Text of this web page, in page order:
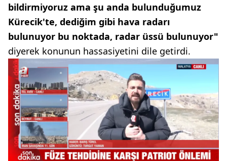
bildirmiyoruz ama şu anda bulunduğumuz
Kürecik'te, dediğim gibi hava radarı
bulunuyor bu noktada, radar üssü bulunuyor"
diyerek konunun hassasiyetini dile getirdi.